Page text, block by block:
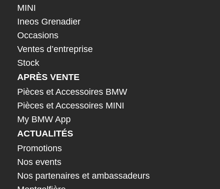
MINI
Ineos Grenadier
Occasions
Ventes d’entreprise
Stock
APRÈS VENTE
Pièces et Accessoires BMW
Pièces et Accessoires MINI
My BMW App
ACTUALITÉS
Promotions
Nos events
Nos partenaires et ambassadeurs